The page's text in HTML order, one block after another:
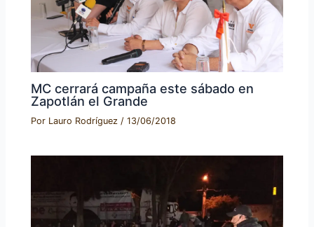
MC cerrará campaña este sábado en
Zapotlán el Grande
Por Lauro Rodríguez /13/06/2018